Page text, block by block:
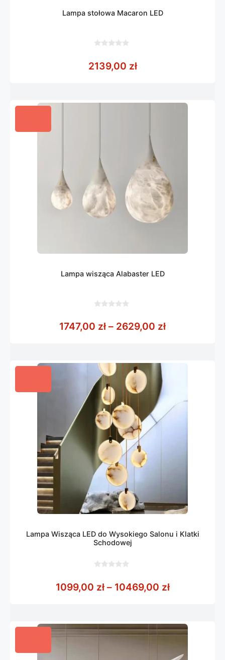
Lampa stołowa Macaron LED
5
2139,00 zł
Lampa wisząca Alabaster LED
5
1747,00 zł – 2629,00 złZakres cen:
Lampa Wisząca LED do Wysokiego Salonu i Klatki
Schodowej
5
1099,00 zł – 10469,00 złZakres